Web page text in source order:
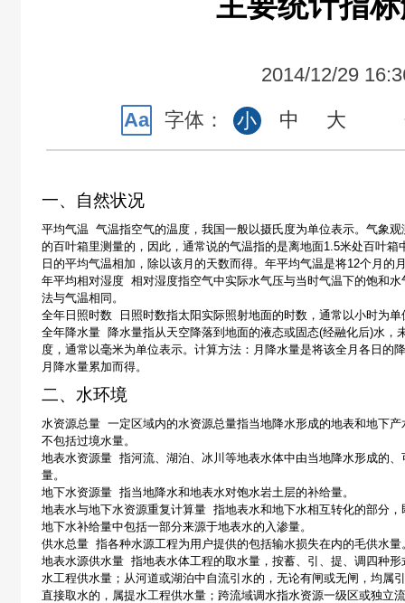
2014/12/29
Aa
字体： 小 中 大
一、自然状况
平均气温 气温指空气的温度，我国一般以摄氏度为单位表示。气象
的百叶箱里测量的，因此，通常说的气温指的是离地面1.5米处百叶箱
日的平均气温相加，除以该月的天数而得。年平均气温是将12个月的
年平均相对湿度 相对湿度指空气中实际水气压与当时气温下的饱和
法与气温相同。
全年日照时数
日照时数指太阳实际照射地面的时数，通常以小时为
全年降水量 降水量指从天空降落到地面的液态或固态(经融化后)水，
度，通常以毫米为单位表示。计算方法：月降水量是将该全月各日的
月降水量累加而得。
二、水环境
水资源总量 一定区域内的水资源总量指当地降水形成的地表和地下
不包括过境水量。
地表水资源量 指河流、湖泊、冰川等地表水体中由当地降水形成的
量。
地下水资源量 指当地降水和地表水对饱水岩土层的补给量。
地表水与地下水资源重复计算量 指地表水和地下水相互转化的部分
地下水补给量中包括一部分来源于地表水的入渗量。
供水总量 指各种水源工程为用户提供的包括输水损失在内的毛供水量
地表水源供水量 指地表水体工程的取水量，按蓄、引、提、调四种
水工程供水量；从河道或湖泊中自流引水的，无论有闸或无闸，均属
直接取水的，属提水工程供水量；跨流域调水指水资源一级区或独立